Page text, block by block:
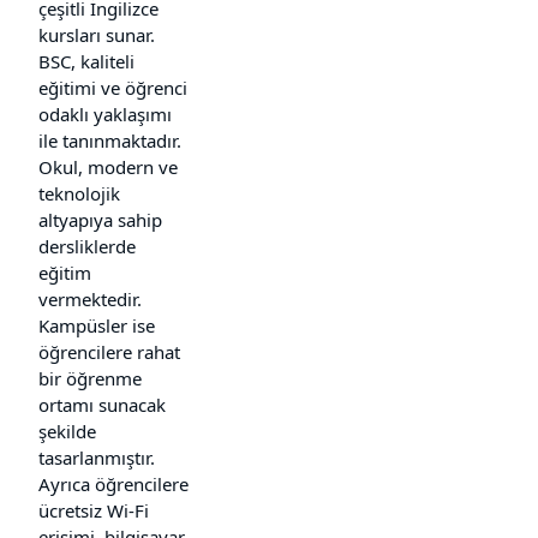
çeşitli İngilizce
kursları sunar.
BSC, kaliteli
eğitimi ve öğrenci
odaklı yaklaşımı
ile tanınmaktadır.
Okul, modern ve
teknolojik
altyapıya sahip
dersliklerde
eğitim
vermektedir.
Kampüsler ise
öğrencilere rahat
bir öğrenme
ortamı sunacak
şekilde
tasarlanmıştır.
Ayrıca öğrencilere
ücretsiz Wi-Fi